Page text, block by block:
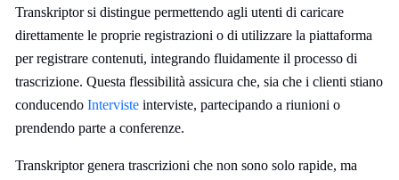
Transkriptor si distingue permettendo agli utenti di caricare
direttamente le proprie registrazioni o di utilizzare la piattaforma
per registrare contenuti, integrando fluidamente il processo di
trascrizione. Questa flessibilità assicura che, sia che i clienti stiano
conducendo Interviste interviste, partecipando a riunioni o
prendendo parte a conferenze.
Transkriptor genera trascrizioni che non sono solo rapide, ma